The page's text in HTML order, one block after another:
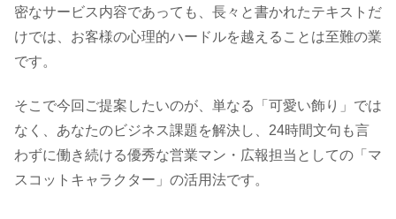
密なサービス内容であっても、長々と書かれたテキストだ
けでは、お客様の心理的ハードルを越えることは至難の業
です。
そこで今回ご提案したいのが、単なる「可愛い飾り」では
なく、あなたのビジネス課題を解決し、24時間文句も言
わずに働き続ける優秀な営業マン・広報担当としての「マ
スコットキャラクター」の活用法です。